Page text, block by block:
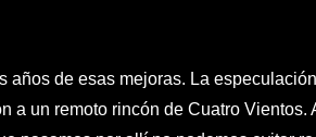
años de esas mejoras. La
a un remoto rincón de Cuatro Vientos.